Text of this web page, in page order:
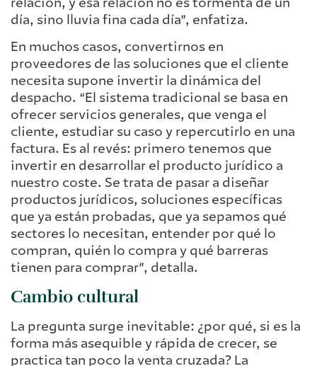
día, sino lluvia fina cada día”, enfatiza.
En muchos casos, convertirnos en
proveedores de las soluciones que el cliente
necesita supone invertir la dinámica del
despacho. “El sistema tradicional se basa en
ofrecer servicios generales, que venga el
cliente, estudiar su caso y repercutirlo en una
factura. Es al revés: primero tenemos que
invertir en desarrollar el producto jurídico a
nuestro coste. Se trata de pasar a diseñar
productos jurídicos, soluciones específicas
que ya están probadas, que ya sepamos qué
sectores lo necesitan, entender por qué lo
compran, quién lo compra y qué barreras
tienen para comprar”, detalla.
Cambio cultural
La pregunta surge inevitable: ¿por qué, si es la
forma más asequible y rápida de crecer, se
practica tan poco la venta cruzada? La